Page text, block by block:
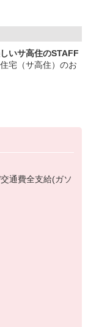
いサ高住のSTAFF
宅（サ高住）のお
み入れるだけで背
♪
ルなどの接客業の
環境です◎
通費全支給(ガソ